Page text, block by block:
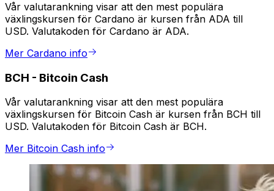
Vår valutarankning visar att den mest populära
växlingskursen för Cardano är kursen från ADA till
USD. Valutakoden för Cardano är ADA.
Mer Cardano info
BCH - Bitcoin Cash
Vår valutarankning visar att den mest populära
växlingskursen för Bitcoin Cash är kursen från BCH till
USD. Valutakoden för Bitcoin Cash är BCH.
Mer Bitcoin Cash info